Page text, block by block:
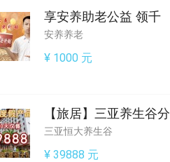
享安养助老公益 领千
安养养老
¥ 1000 元
【旅居】三亚养生谷分
三亚恒大养生谷
¥ 39888 元